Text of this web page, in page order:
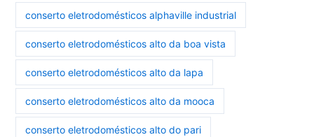
conserto eletrodomésticos alphaville industrial
conserto eletrodomésticos alto da boa vista
conserto eletrodomésticos alto da lapa
conserto eletrodomésticos alto da mooca
conserto eletrodomésticos alto do pari